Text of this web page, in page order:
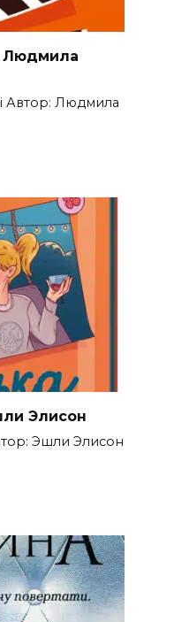
Людмила
Автор: Людмила
Элисон
Эшли Элисон